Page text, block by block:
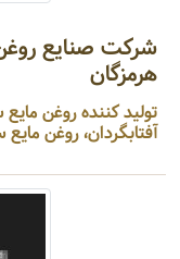
شرکت صنایع
هرمزگان
تولید کننده روغن
آفتابگردان، روغن